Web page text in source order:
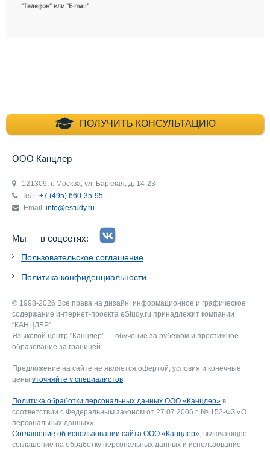
"Телефон" или "E-mail".
ПОЛУЧИТЬ КОНСУЛЬТАЦИЮ
+7 (495) 660-35-
ООО Канцлер
121309, г. Москва, ул. Барклая, д. 14-23
Тел.: +7 (495) 660-35-95
Email: info@estudy.ru
Мы — в соцсетях:
Пользовательское соглашение
Политика конфиденциальности
© 1998-2026 Все права на дизайн, информационное и графическое
содержание интернет-проекта eStudy.ru принадлежит компании
"КАНЦЛЕР".
Языковой центр "Канцлер" — обучение за рубежом и престижное
образование за границей.
Предложение на сайте не является офертой, условия и конечные
цены уточняйте у специалистов
Политика обработки персональных данных ООО «Канцлер» в
соответствии с Федеральным законом от 27.07.2006 г. № 152-ФЗ «О
персональных данных».
Соглашение об использовании сайта ООО «Канцлер» , включающее
соглашение на обработку персональных данных и использование